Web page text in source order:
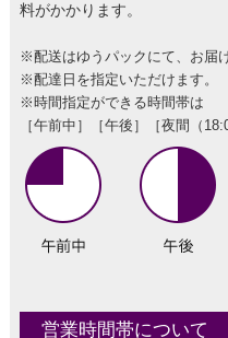
料がかかります。
※配送はゆうパックにて、お届
※配達日を指定いただけます。
※時間指定ができる時間帯は
［午前中］［午後］［夜間（
営業時間帯について